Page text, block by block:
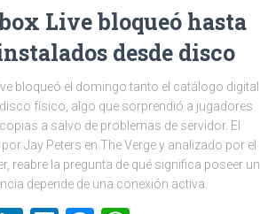
Live bloqueó hasta
desde disco
bloqueó el domingo tanto el catálogo digital
físico, algo que sorprendió a jugadores
a salvo de problemas de servidor. El
Jay Peters en The Verge y analizado por el
reabre la pregunta de qué significa poseer un
depende de una conexión activa.